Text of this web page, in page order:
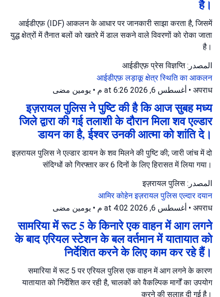
है।
आईडीएफ़ (IDF) आकलन के आधार पर जानकारी साझा करता है, जिसमें
युद्ध क्षेत्रों में तैनात बलों को खतरे में डाल सकने वाले विवरणों को रोका जाता
है।
المصدر: आईडीएफ़ प्रेस विज्ञप्ति
आईडीएफ़लड़ाकू क्षेत्रस्थिति का आकलन
अपराध
• أغسطس 6, 2026 at 6:26 م • يومين مضى
इज़रायल पुलिस ने पुष्टि की है कि आज सुबह मध्य
जिले द्वारा की गई तलाशी के दौरान मिला शव एल्डार
डायन का है, ईश्वर उनकी आत्मा को शांति दे।
इज़रायल पुलिस ने एल्डार डायन के शव मिलने की पुष्टि की; जारी जांच में दो
संदिग्धों को गिरफ्तार कर 6 दिनों के लिए हिरासत में लिया गया।
المصدر: इज़रायल पुलिस
आमिर कोहेनइज़रायल पुलिसएल्दार दयान
अपराध
• أغسطس 6, 2026 at 4:02 م • يومين مضى
सामरिया में रूट 5 के किनारे एक वाहन में आग लगने
के बाद एरियल स्टेशन के बल वर्तमान में यातायात को
निर्देशित करने के लिए काम कर रहे हैं।
समारिया में रूट 5 पर एरियल पुलिस एक वाहन में आग लगने के कारण
यातायात को निर्देशित कर रही है, चालकों को वैकल्पिक मार्गों का उपयोग
करने की सलाह दी गई है।